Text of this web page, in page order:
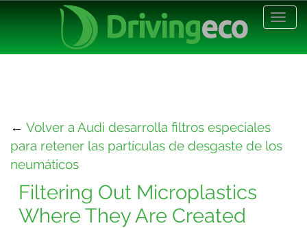
← Volver a Audi desarrolla filtros especiales
para retener las partículas de desgaste de los
neumáticos
Filtering Out Microplastics
Where They Are Created